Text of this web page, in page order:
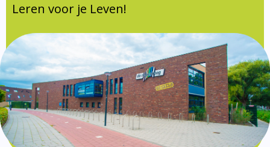
Formulieren
SIKO
Leren voor je Leven!